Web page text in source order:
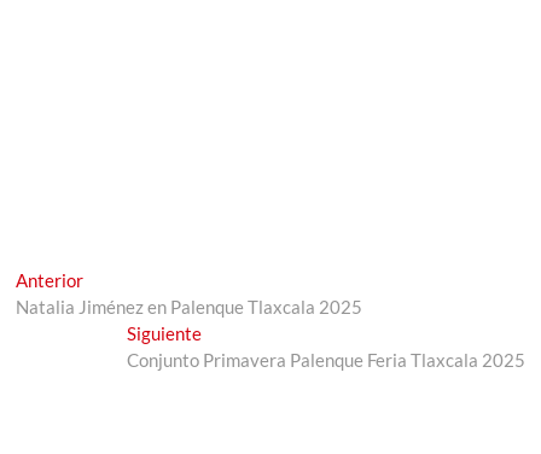
Navegación
de
entradas
AnteriorEntrada
anterior:
Natalia Jiménez en Palenque Tlaxcala 2025
SiguienteEntrada
siguiente:
Conjunto Primavera Palenque Feria Tlaxcala 2025